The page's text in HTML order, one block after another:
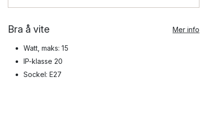
Bra å vite Mer info
Watt, maks: 15
IP-klasse 20
Sockel: E27